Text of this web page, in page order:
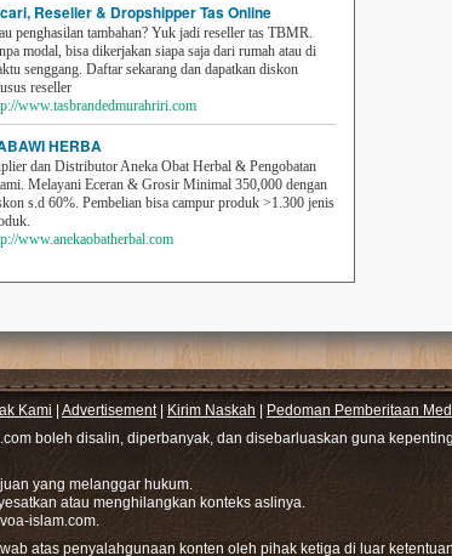
Reseller & Dropshipper Tas Online
penghasilan tambahan? Yuk jadi reseller tas TBMR.
modal, bisa dikerjakan siapa saja dari rumah atau di
senggang. Daftar sekarang dan dapatkan diskon
reseller
www.tasbrandedmurahriri.com
HERBA
dan Distributor Aneka Obat Herbal & Pengobatan
Melayani Eceran & Grosir Minimal 350,000 dengan
s.d 60%. Pembelian bisa campur produk >1.300 jenis
www.anekaobatherbal.com
Kami Advertisement| Kirim Naskah
Pedoman Pemberitaan
boleh disalin, diperbanyak, dan disebarluaskan guna
yang melanggar hukum.
atau menghilangkan konteks aslinya.
islam.com.
atas penyalahgunaan konten oleh pihak ketiga di luar